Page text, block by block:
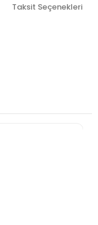
Taksit Seçenekleri